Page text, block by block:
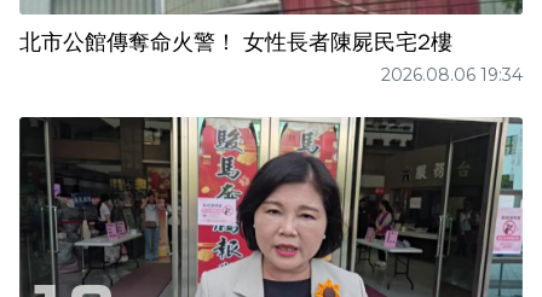
北市公館傳奪命火警！ 女性長者陳屍民宅2樓
2026.08.06 19:34